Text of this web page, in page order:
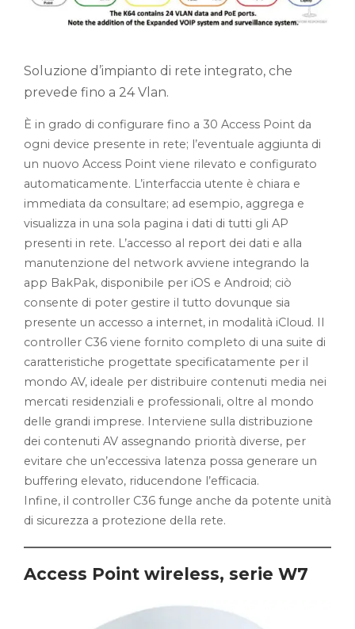
Soluzione d’impianto di rete integrato, che
prevede fino a 24 Vlan.
È in grado di configurare fino a 30 Access Point da
ogni device presente in rete; l’eventuale aggiunta di
un nuovo Access Point viene rilevato e configurato
automaticamente. L’interfaccia utente è chiara e
immediata da consultare; ad esempio, aggrega e
visualizza in una sola pagina i dati di tutti gli AP
presenti in rete. L’accesso al report dei dati e alla
manutenzione del network avviene integrando la
app BakPak, disponibile per iOS e Android; ciò
consente di poter gestire il tutto dovunque sia
presente un accesso a internet, in modalità iCloud. Il
controller C36 viene fornito completo di una suite di
caratteristiche progettate specificatamente per il
mondo AV, ideale per distribuire contenuti media nei
mercati residenziali e professionali, oltre al mondo
delle grandi imprese. Interviene sulla distribuzione
dei contenuti AV assegnando priorità diverse, per
evitare che un’eccessiva latenza possa generare un
buffering elevato, riducendone l’efficacia.
Infine, il controller C36 funge anche da potente unità
di sicurezza a protezione della rete.
Access Point wireless, serie W7